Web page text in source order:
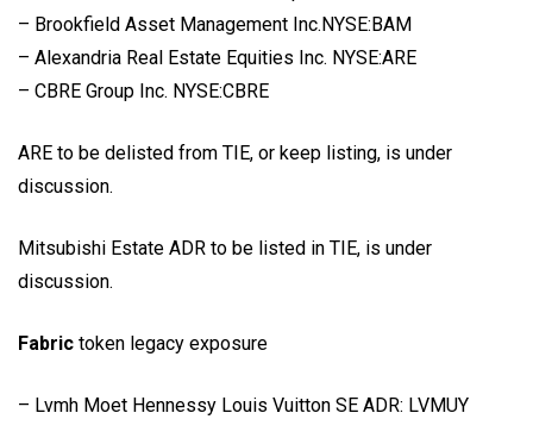
– Brookfield Asset Management Inc.NYSE:BAM
– Alexandria Real Estate Equities Inc. NYSE:ARE
– CBRE Group Inc. NYSE:CBRE
ARE to be delisted from TIE, or keep listing, is under
discussion.
Mitsubishi Estate ADR to be listed in TIE, is under
discussion.
Fabric token legacy exposure
– Lvmh Moet Hennessy Louis Vuitton SE ADR: LVMUY